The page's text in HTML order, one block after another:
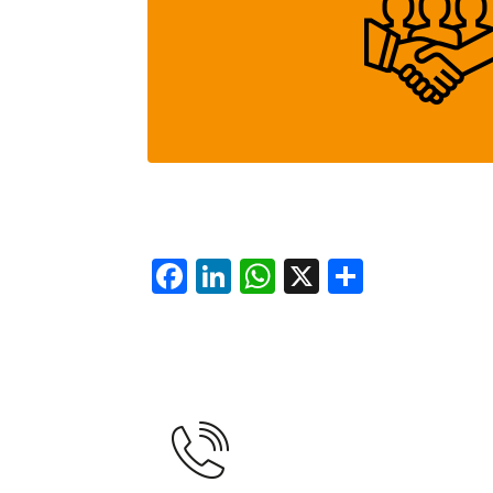
Facebook
LinkedIn
WhatsApp
X